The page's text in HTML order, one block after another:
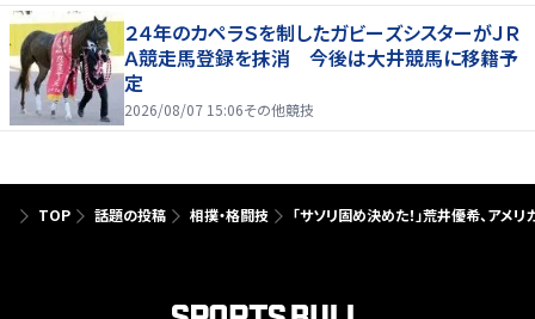
２４年のカペラＳを制したガビーズシスターがＪＲ
Ａ競走馬登録を抹消 今後は大井競馬に移籍予
定
2026/08/07 15:06その他競技
TOP 話題の投稿 相撲・格闘技 「サソリ固め決めた！」荒井優希、アメ